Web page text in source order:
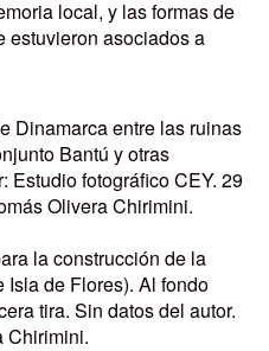
local, y las formas de
estuvieron asociados a
Dinamarca entre las ruinas
Bantú y otras
Estudio fotográfico CEY. 29
Olivera Chirimini.
la construcción de la
Isla de Flores). Al fondo
tira. Sin datos del autor.
Chirimini.